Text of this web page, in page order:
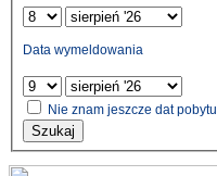
Data wymeldowania
Nie znam jeszcze dat pobytu
Szukaj